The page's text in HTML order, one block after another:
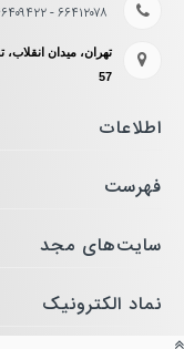
۶۶۴۱۲۰۷۸ - ۶۶۴۰۹۴۲۲ - ۶۶۴۹۵۰۳۴
تهران، میدان
57
اطلاعات
فهرست
سایت‌های مجد
نماد الکترونیک